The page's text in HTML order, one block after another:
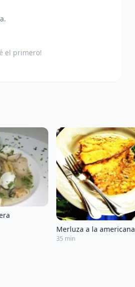
el primero!
Merluza a la americana
35 min